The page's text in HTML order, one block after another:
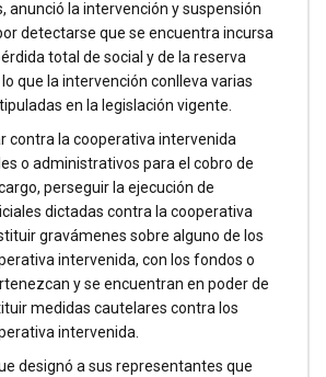
anunció la intervención y suspensión
detectarse que se encuentra incursa
total de social y de la reserva
que la intervención conlleva varias
en la legislación vigente.
contra la cooperativa intervenida
o administrativos para el cobro de
perseguir la ejecución de
dictadas contra la cooperativa
gravámenes sobre alguno de los
intervenida, con los fondos o
y se encuentran en poder de
medidas cautelares contra los
intervenida.
designó a sus representantes que